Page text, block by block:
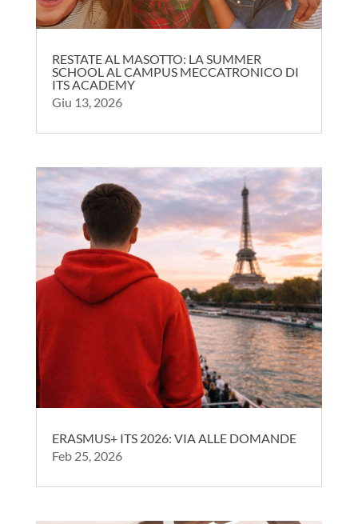
RESTATE AL MASOTTO: LA SUMMER
SCHOOL AL CAMPUS MECCATRONICO DI
ITS ACADEMY
Giu 13, 2026
ERASMUS+ ITS 2026: VIA ALLE DOMANDE
Feb 25, 2026